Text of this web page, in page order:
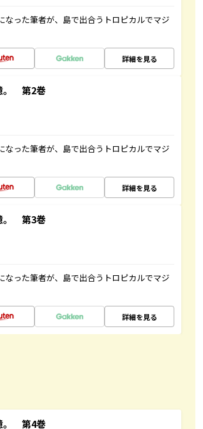
った筆者が、島で出合うトロピカルでマジ
詳細を見る
。 第2巻
った筆者が、島で出合うトロピカルでマジ
詳細を見る
。 第3巻
った筆者が、島で出合うトロピカルでマジ
詳細を見る
。 第4巻